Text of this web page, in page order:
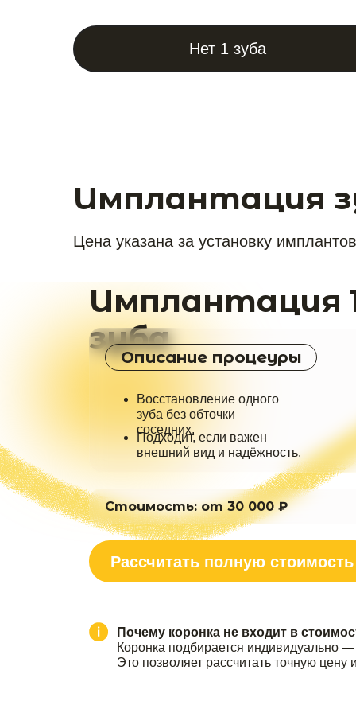
Нет 1 зуба
Имплантация
Цена указана за установку
Рассчитать полную стоимость
Имплантация
зуба
Восстановление одного
зуба без обточки
соседних.
Подходит, если важен
внешний вид и надёжность.
Описание процеуры
Стоимость: от 30 000 ₽
Имплантация
Описание процеуры
Имплантация
Описание процеуры
Почему коронка не входит в
Коронка подбирается индивидуально
Это позволяет рассчитать точную